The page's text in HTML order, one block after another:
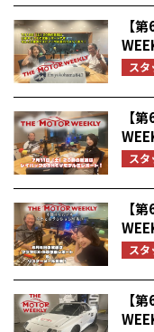
【
ス
【
ス
【
ス
【